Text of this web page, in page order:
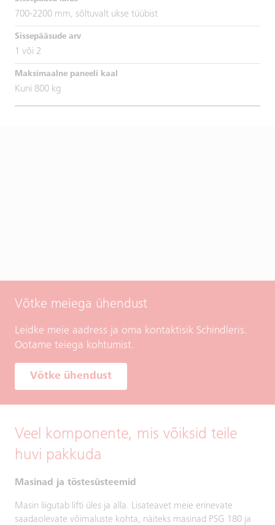
700-2200 mm, sõltuvalt ukse tüübist
1 või 2
Kuni 800 kg
Võtke meiega ühendust
Leidke meie aadress ja oma kontaktisik Schindleris.
Ootame teiega kohtumist.
Võtke ühendust
Veel komponente, mis võiksid teile
huvi pakkuda
Masinad ja tõstesüsteemid
Masin liigutab lifti üles ja alla. Lisateavet meie erinevate
saadaolevate võimaluste kohta, näiteks masinad PSG 180 ja